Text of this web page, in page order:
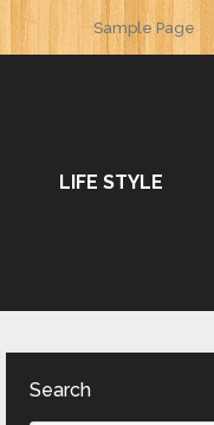
Sample Page
LIFE STYLE
Search